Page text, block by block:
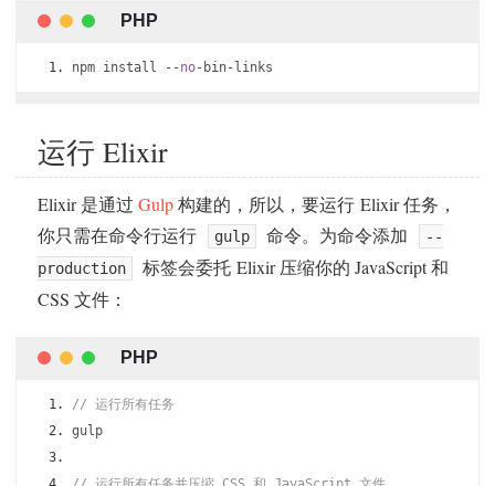
npm install --no- bin- links
运行 Elixir
Elixir 是通过 Gulp构建的，所以，要运行 Elixir 任务，
你只需在命令行运行
gulp 命令。为命令添加
--
production
标签会委托 Elixir 压缩你的 JavaScript 和
CSS 文件：
// 运行所有任务
gulp